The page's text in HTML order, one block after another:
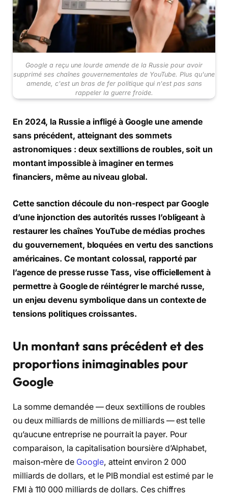
Google a reçu une lourde amende de la Russie pour avoir
supprimé ses chaînes gouvernementales de YouTube. Plus qu'une
amende, c'est un bras de fer politique qui n'est pas sans
rappeler la guerre froide.
En 2024, la Russie a infligé à Google une amende
sans précédent, atteignant des sommets
astronomiques : deux sextillions de roubles, soit un
montant impossible à imaginer en termes
financiers, même au niveau global.
Cette sanction découle du non-respect par Google
d’une injonction des autorités russes l’obligeant à
restaurer les chaînes YouTube de médias proches
du gouvernement, bloquées en vertu des sanctions
américaines. Ce montant colossal, rapporté par
l’agence de presse russe Tass, vise officiellement à
permettre à Google de réintégrer le marché russe,
un enjeu devenu symbolique dans un contexte de
tensions politiques croissantes.
Un montant sans précédent et des
proportions inimaginables pour
Google
La somme demandée — deux sextillions de roubles
ou deux milliards de millions de milliards — est telle
qu’aucune entreprise ne pourrait la payer. Pour
comparaison, la capitalisation boursière d’Alphabet,
maison-mère de Google, atteint environ 2 000
milliards de dollars, et le PIB mondial est estimé par le
FMI à 110 000 milliards de dollars. Ces chiffres